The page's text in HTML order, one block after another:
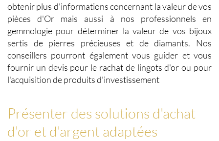
obtenir plus d'informations concernant la valeur de vos
pièces d'Or mais aussi à nos professionnels en
gemmologie pour déterminer lavaleur de vos bijoux
sertis de pierres précieuses et dediamants. Nos
conseillers pourront également vous guider et vous
fournir un devis pour le rachat de lingots d'or ou pour
l'acquisition de produits d'investissement
Présenter des solutions d'achat
d'or et d'argent adaptées